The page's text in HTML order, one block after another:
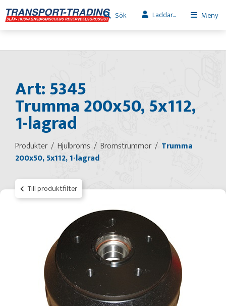
Sök Laddar... Meny
Art: 5345
Trumma 200x50, 5x112,
1-lagrad
Produkter Hjulbroms Bromstrummor
Trumma
200x50, 5x112, 1-lagrad
Till produktfilter